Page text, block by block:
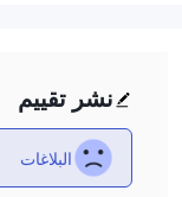
نشر تقييم
البلاغات